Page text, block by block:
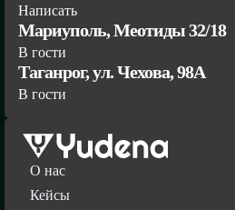
Написать
Мариуполь, Меотиды 32/18
В гости
Таганрог, ул. Чехова, 98А
В гости
О нас
Кейсы